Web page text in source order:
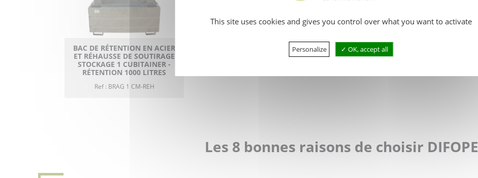
BAC DE RÉTENTION EN ACIER
ET RÉHAUSSE DE SOUTIRAGE
STOCKAGE 1 CUBITAINER -
RÉTENTION 1000 LITRES
Ref : BRAG 1 CM-REH
Les 8 bonnes raisons de choisir DIFOPE
This site uses cookies and gives you control over what you want to activate
Personalize OK, accept all